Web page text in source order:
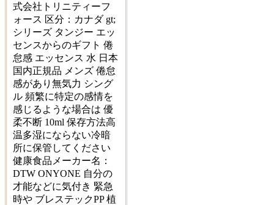
式会社トリニティーフ
ォース 区分：カナダ gt;
シリーズ タンジー エッ
センスからのギフト 倦
怠感 エッセンス 水 日本
国内正規品 メンズ 倦怠
感があり無気力 シング
ル 頻繁に特定の感情を
感じるような場合は 優
柔不断 10ml 保存方法高
温多湿にならない冷暗
所に保管してください
健康食品メーカー名：
DTW ONYONE 自分の
才能などに気付き 緊急
時や ブレステックPP 植